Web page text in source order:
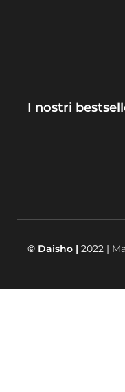
I nostri
© Daisho | 2022 |